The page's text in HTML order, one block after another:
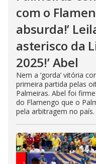
com o
absurda!’
asterisco da
2025!’ Abel
Nem a ‘gorda’ vitória
primeira partida pelas
Palmeiras. Abel foi
do Flamengo que o
pela arbitragem no país.